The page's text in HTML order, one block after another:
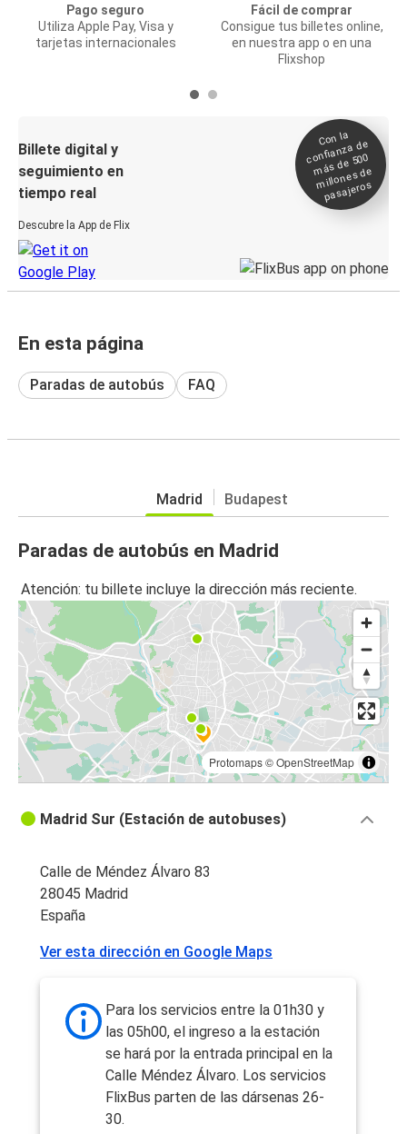
Pago seguro
Utiliza Apple Pay, Visa y
tarjetas internacionales
Fácil de comprar
Consigue tus billetes online,
en nuestra app o en una
Flixshop
Billete digital y
seguimiento en
tiempo real
Descubre la App de Flix
Con la
confianza de
más de 500
millones de
pasajeros
En esta página
Paradas de autobús FAQ
Madrid Budapest
Paradas de autobús en Madrid
Atención: tu billete incluye la dirección más reciente.
Protomaps©OpenStreetMap
Madrid Sur (Estación de autobuses)
Calle de Méndez Álvaro 83
28045 Madrid
España
Ver esta dirección en Google Maps
Para los servicios entre la 01h30 y
las 05h00, el ingreso a la estación
se hará por la entrada principal en la
Calle Méndez Álvaro. Los servicios
FlixBus parten de las dársenas 26-
30.